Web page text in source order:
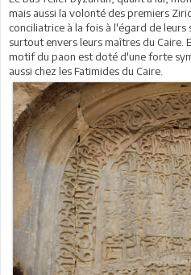
mais aussi la volonté des premiers
conciliatrice à la fois à l'égard de leurs
surtout envers leurs maîtres du Caire.
motif du paon est doté d'une forte
aussi chez les Fatimides du Caire.